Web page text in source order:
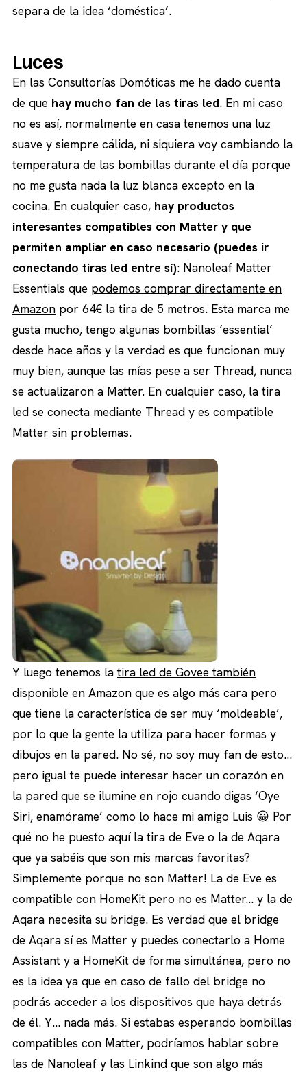
separa de la idea ‘doméstica’.
Luces
En las Consultorías Domóticas me he dado cuenta
de que hay mucho fan de las tiras led. En mi caso
no es así, normalmente en casa tenemos una luz
suave y siempre cálida, ni siquiera voy cambiando la
temperatura de las bombillas durante el día porque
no me gusta nada la luz blanca excepto en la
cocina. En cualquier caso, hay productos
interesantes compatibles con Matter y que
permiten ampliar en caso necesario (puedes ir
conectando tiras led entre sí): Nanoleaf Matter
Essentials que podemos comprar directamente en
Amazon por 64€ la tira de 5 metros. Esta marca me
gusta mucho, tengo algunas bombillas ‘essential’
desde hace años y la verdad es que funcionan muy
muy bien, aunque las mías pese a ser Thread, nunca
se actualizaron a Matter. En cualquier caso, la tira
led se conecta mediante Thread y es compatible
Matter sin problemas.
Y luego tenemos latira led de Govee también
disponible en Amazon que es algo más cara pero
que tiene la característica de ser muy ‘moldeable’,
por lo que la gente la utiliza para hacer formas y
dibujos en la pared. No sé, no soy muy fan de esto…
pero igual te puede interesar hacer un corazón en
la pared que se ilumine en rojo cuando digas ‘Oye
Siri, enamórame’ como lo hace mi amigo Luis 😀 Por
qué no he puesto aquí la tira de Eve o la de Aqara
que ya sabéis que son mis marcas favoritas?
Simplemente porque no son Matter! La de Eve es
compatible con HomeKit pero no es Matter… y la de
Aqara necesita su bridge. Es verdad que el bridge
de Aqara sí es Matter y puedes conectarlo a Home
Assistant y a HomeKit de forma simultánea, pero no
es la idea ya que en caso de fallo del bridge no
podrás acceder a los dispositivos que haya detrás
de él. Y… nada más. Si estabas esperando bombillas
compatibles con Matter, podríamos hablar sobre
las de Nanoleaf y las Linkind que son algo más